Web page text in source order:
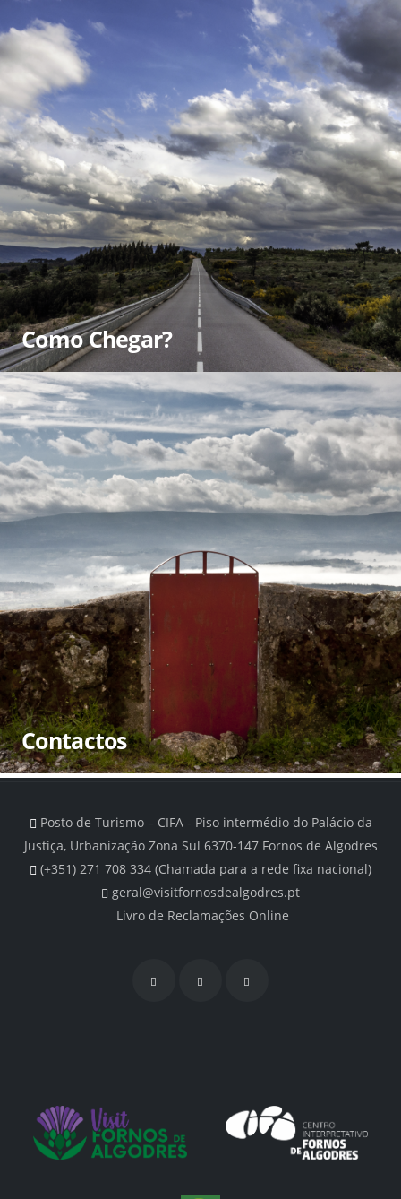
Como Chegar?
Contactos
Posto de Turismo – CIFA - Piso intermédio do Palácio da
Justiça, Urbanização Zona Sul 6370-147 Fornos de Algodres
(+351) 271 708 334 (Chamada para a rede fixa nacional)
geral@visitfornosdealgodres.pt
Livro de Reclamações Online